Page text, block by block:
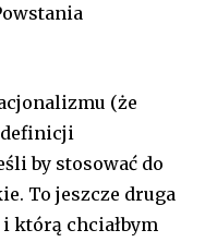
(że
by stosować do
To jeszcze druga
którą chciałbym